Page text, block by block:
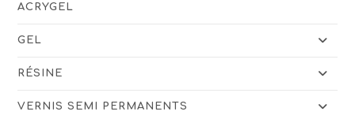
ACRYGEL
GEL
RÉSINE
VERNIS SEMI PERMANENTS